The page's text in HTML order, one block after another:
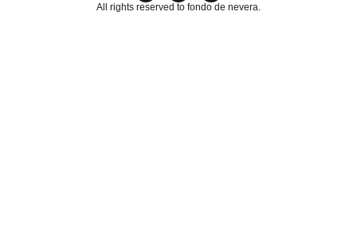
All rights reserved to fondo de nevera.